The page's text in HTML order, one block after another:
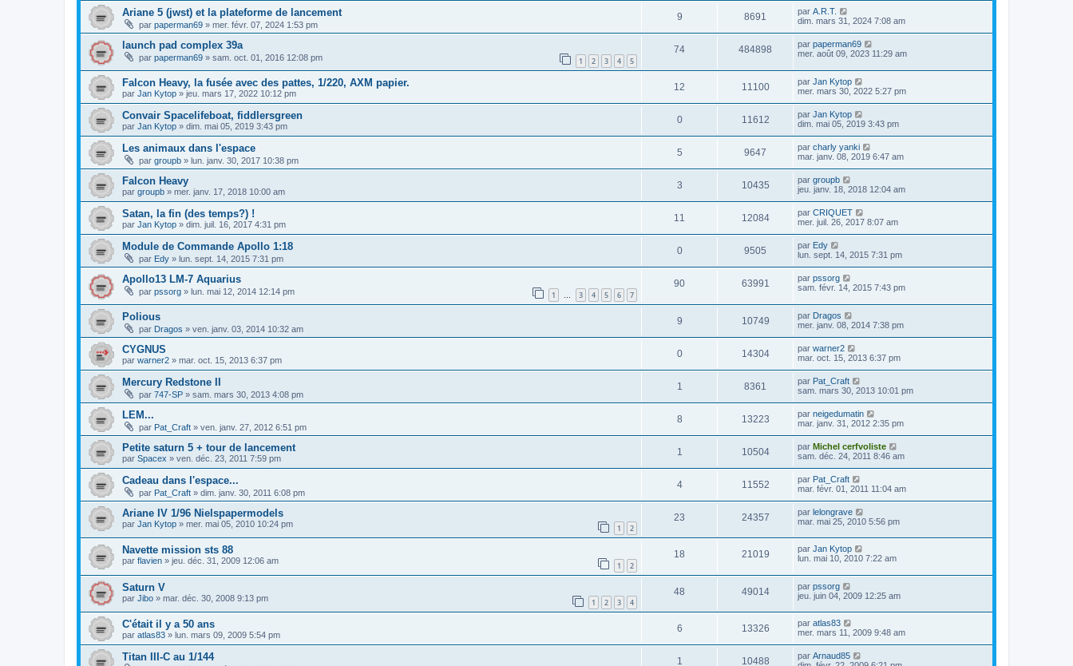
Ariane 5 (jwst) et la plateforme de lancement
par paperman69 » mer. févr. 07, 2024 1:53 pm
9 8691 par A.R.T.
dim. mars 31, 2024 7:08 am
launch pad complex 39a
par paperman69 » sam. oct. 01, 2016 12:08 pm 1 2 3 4 5
74 484898 par paperman69
mer. août 09, 2023 11:29 am
Falcon Heavy, la fusée avec des pattes, 1/220, AXM papier.
par Jan Kytop » jeu. mars 17, 2022 10:12 pm
12 11100 par Jan Kytop
mer. mars 30, 2022 5:27 pm
Convair Spacelifeboat, fiddlersgreen
par Jan Kytop » dim. mai 05, 2019 3:43 pm
0 11612 par Jan Kytop
dim. mai 05, 2019 3:43 pm
Les animaux dans l'espace
par groupb » lun. janv. 30, 2017 10:38 pm
5 9647 par charly yanki
mar. janv. 08, 2019 6:47 am
Falcon Heavy
par groupb » mer. janv. 17, 2018 10:00 am
3 10435 par groupb
jeu. janv. 18, 2018 12:04 am
Satan, la fin (des temps?) !
par Jan Kytop » dim. juil. 16, 2017 4:31 pm
11 12084 par CRIQUET
mer. juil. 26, 2017 8:07 am
Module de Commande Apollo 1:18
par Edy » lun. sept. 14, 2015 7:31 pm
0 9505 par Edy
lun. sept. 14, 2015 7:31 pm
Apollo13 LM-7 Aquarius
par pssorg » lun. mai 12, 2014 12:14 pm 1 … 3 4 5 6 7
90 63991 par pssorg
sam. févr. 14, 2015 7:43 pm
Polious
par Dragos » ven. janv. 03, 2014 10:32 am
9 10749 par Dragos
mer. janv. 08, 2014 7:38 pm
CYGNUS
par warner2 » mar. oct. 15, 2013 6:37 pm
0 14304 par warner2
mar. oct. 15, 2013 6:37 pm
Mercury Redstone II
par 747-SP » sam. mars 30, 2013 4:08 pm
1 8361 par Pat_Craft
sam. mars 30, 2013 10:01 pm
LEM...
par Pat_Craft » ven. janv. 27, 2012 6:51 pm
8 13223 par neigedumatin
mar. janv. 31, 2012 2:35 pm
Petite saturn 5 + tour de lancement
par Spacex » ven. déc. 23, 2011 7:59 pm
1 10504 par Michel cerfvoliste
sam. déc. 24, 2011 8:46 am
Cadeau dans l'espace...
par Pat_Craft » dim. janv. 30, 2011 6:08 pm
4 11552 par Pat_Craft
mar. févr. 01, 2011 11:04 am
Ariane IV 1/96 Nielspapermodels
par Jan Kytop » mer. mai 05, 2010 10:24 pm 1 2
23 24357 par lelongrave
mar. mai 25, 2010 5:56 pm
Navette mission sts 88
par flavien » jeu. déc. 31, 2009 12:06 am 1 2
18 21019 par Jan Kytop
lun. mai 10, 2010 7:22 am
Saturn V
par Jibo » mar. déc. 30, 2008 9:13 pm 1 2 3 4
48 49014 par pssorg
jeu. juin 04, 2009 12:25 am
C'était il y a 50 ans
par atlas83 » lun. mars 09, 2009 5:54 pm
6 13326 par atlas83
mer. mars 11, 2009 9:48 am
Titan III-C au 1/144 1 10488 par Arnaud85